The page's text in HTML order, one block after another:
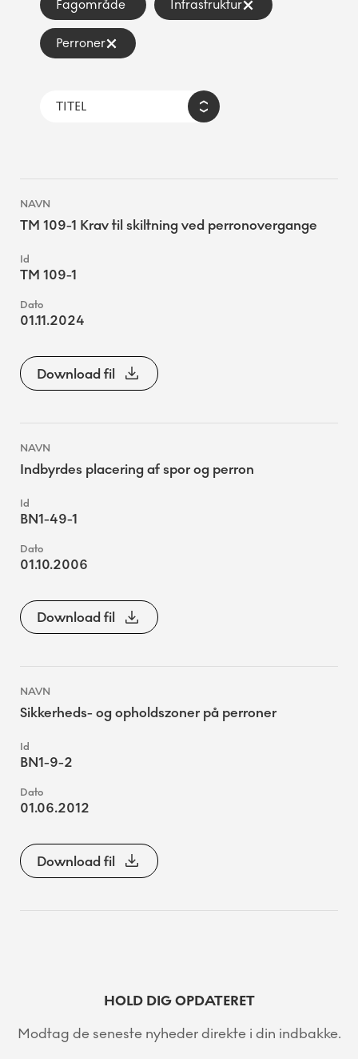
Fagområde Infrastruktur
Perroner
TM 109-1 Krav til skiltning ved perronovergange
TM 109-1
01.11.2024
Download fil
Indbyrdes placering af spor og perron
BN1-49-1
01.10.2006
Download fil
Sikkerheds- og opholdszoner på perroner
BN1-9-2
01.06.2012
Download fil
HOLD DIG OPDATERET
Modtag de seneste nyheder direkte i din indbakke.